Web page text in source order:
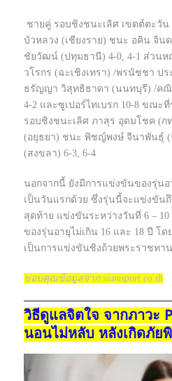
ชายคู่ รอบชิงชนะเลิศ เขตต์ตะวั
บัวหลวง (เชียงราย) ชนะ อคิน จิน
ชัยวัฒน์ (ปทุมธานี) 4-0, 4-1 ส่วนห
วโรกร (ฉะเชิงเทรา) /พรนัชชา ป
ธรัญญา วิสุทธิธาดา (นนทบุรี) /ค
4-2 และซูเปอร์ไทเบรก 10-8 ขณะ
รอบชิงชนะเลิศ ภาสุร อุดมโชค (ก
(อยุธยา) ชนะ พิชญ์พงษ์ จีนาพันธุ์
(สงขลา) 6-3, 6-4
นอกจากนี้ ยังมีการแข่งขันของรุ่นอ
เป็นวันแรกด้วย ซึ่งรุ่นนี้จะแข่งขันถึ
สุดท้าย แข่งขันระหว่างวันที่ 6 –
ของรุ่นอายุไม่เกิน 16 และ 18 ปี โด
เป็นการแข่งขันชิงถ้วยพระราชทา
ขอบคุณข้อมูลจาก siamsport.co.th
วิธีดูแลจิตใจ จากภาวะ
นอนไม่หลับ หลังเกิดภัย